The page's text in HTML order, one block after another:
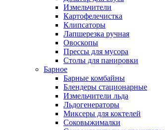
Измельчители
Картофелечистка
Клипсаторы
Лапшерезка ручная
Овоскопы
Прессы для мусора
Столы для панировки
Барное
Барные комбайны
Блендеры стационарные
Измельчители льда
Льдогенераторы
Миксеры для коктелей
Соковыжималки